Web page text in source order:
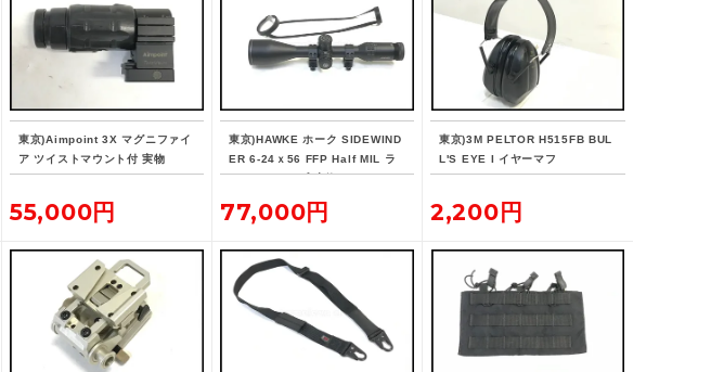
東京)Aimpoint 3X マグニファイ
ア ツイストマウント付 実物
55,000円
東京)HAWKE ホーク SIDEWIND
ER 6-24ｘ56 FFP Half MIL ラ
イフルスコープ 実物
77,000円
東京)3M PELTOR H515FB BUL
L'S EYE I イヤーマフ
2,200円